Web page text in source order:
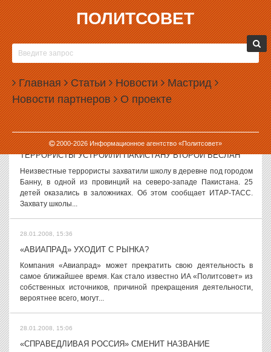
ПОЛИТСОВЕТ
Главная Статьи Новости Мастрид
Новости партнеров О проекте
2000-2026Информационное агентство «Политсовет»
28.01.2008, 16:21
МИХАИЛУ КАСЬЯНОВУ ОТКАЗАЛИ И В РЕГИСТРАЦИИ
ПАРТИИ
Сторонники лидера Российского народно-демократического союза
Михаила Касьянова получили отказ в регистрации партии «Народ
за демократию и справедливость». Как сообщил председатель
исполкома партии...
28.01.2008, 16:03
ТЕРРОРИСТЫ УСТРОИЛИ ПАКИСТАНУ ВТОРОЙ БЕСЛАН
Неизвестные террористы захватили школу в деревне под городом
Банну, в одной из провинций на северо-западе Пакистана. 25
детей оказались в заложниках. Об этом сообщает ИТАР-ТАСС.
Захвату школы...
28.01.2008, 15:36
«АВИАПРАД» УХОДИТ С РЫНКА?
Компания «Авиапрад» может прекратить свою деятельность в
самое ближайшее время. Как стало известно ИА «Политсовет» из
собственных источников, причиной прекращения деятельности,
вероятнее всего, могут...
28.01.2008, 15:06
«СПРАВЕДЛИВАЯ РОССИЯ» СМЕНИТ НАЗВАНИЕ